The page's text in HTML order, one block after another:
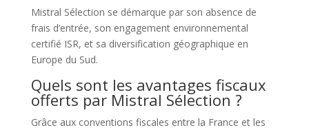
Mistral Sélection se démarque par son absence de
frais d’entrée, son engagement environnemental
certifié ISR, et sa diversification géographique en
Europe du Sud.
Quels sont les avantages fiscaux
offerts par Mistral Sélection ?
Grâce aux conventions fiscales entre la France et les